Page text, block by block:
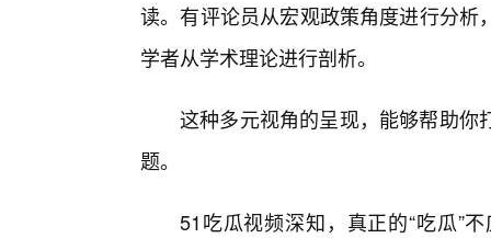
读。有评论员从宏观政策角度进行分
学者从学术理论进行剖析。
这种多元视角的呈现，能够帮助你
题。
51吃瓜视频深知，真正的“吃瓜”